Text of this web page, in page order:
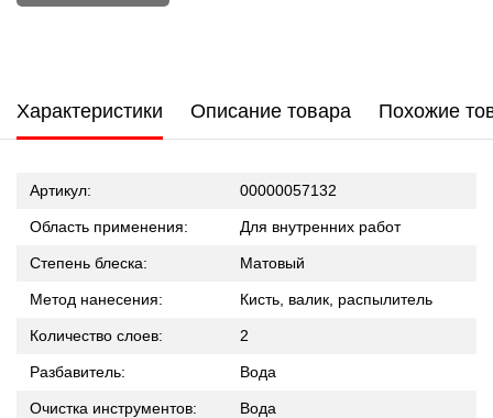
Характеристики Описание товара Похожие
Артикул: 00000057132
Область применения: Для внутренних работ
Степень блеска: Матовый
Метод нанесения: Кисть, валик, распылитель
Количество слоев: 2
Разбавитель: Вода
Очистка инструментов: Вода